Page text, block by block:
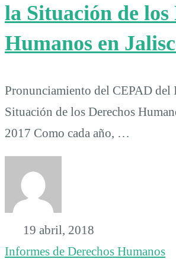
la Situación de los
Humanos en
Pronunciamiento del CEPAD del
Situación de los Derechos
2017 Como cada año, …
19 abril, 2018
Informes de Derechos Humanos